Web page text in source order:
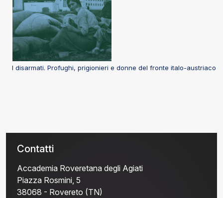
I disarmati. Profughi, prigionieri e donne del fronte italo-austriaco
Contatti
Accademia Roveretana degli Agiati
Piazza Rosmini, 5
38068 - Rovereto (TN)